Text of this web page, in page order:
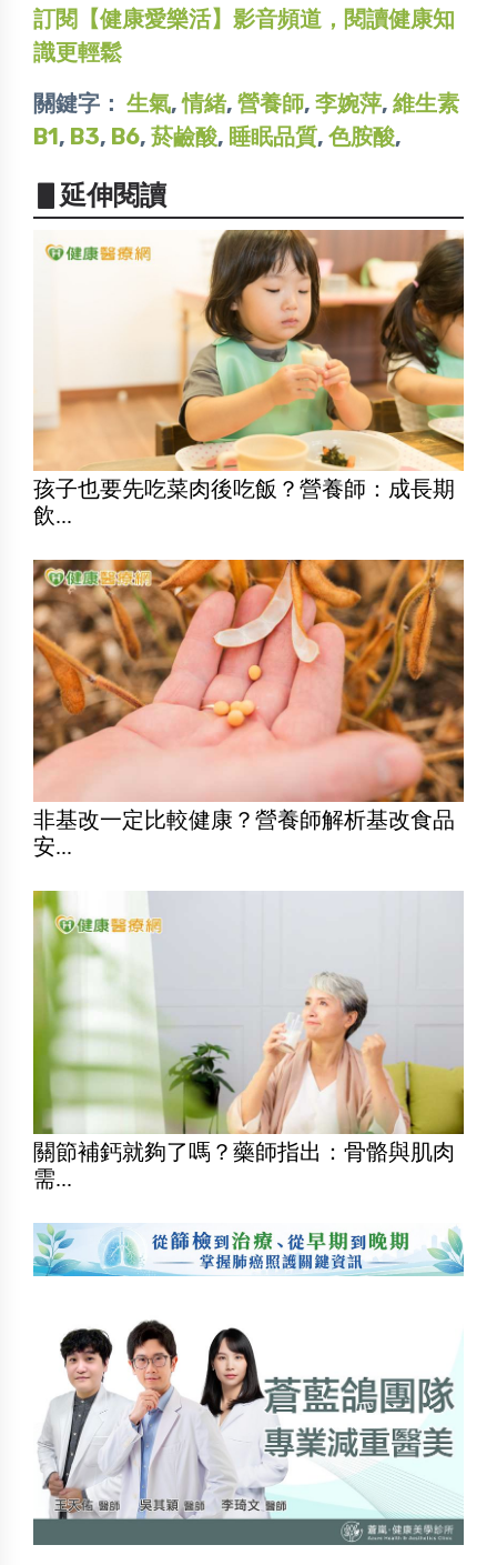
訂閱【健康愛樂活】影音頻道，閱讀健康知
識更輕鬆
關鍵字： 生氣,情緒, 營養師, 李婉萍, 維生素
B1, B3, B6, 菸鹼酸, 睡眠品質, 色胺酸,
▋延伸閱讀
孩子也要先吃菜肉後吃飯？營養師：成長期
飲...
非基改一定比較健康？營養師解析基改食品
安...
關節補鈣就夠了嗎？藥師指出：骨骼與肌肉
需...